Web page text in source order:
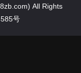
All Rights
号